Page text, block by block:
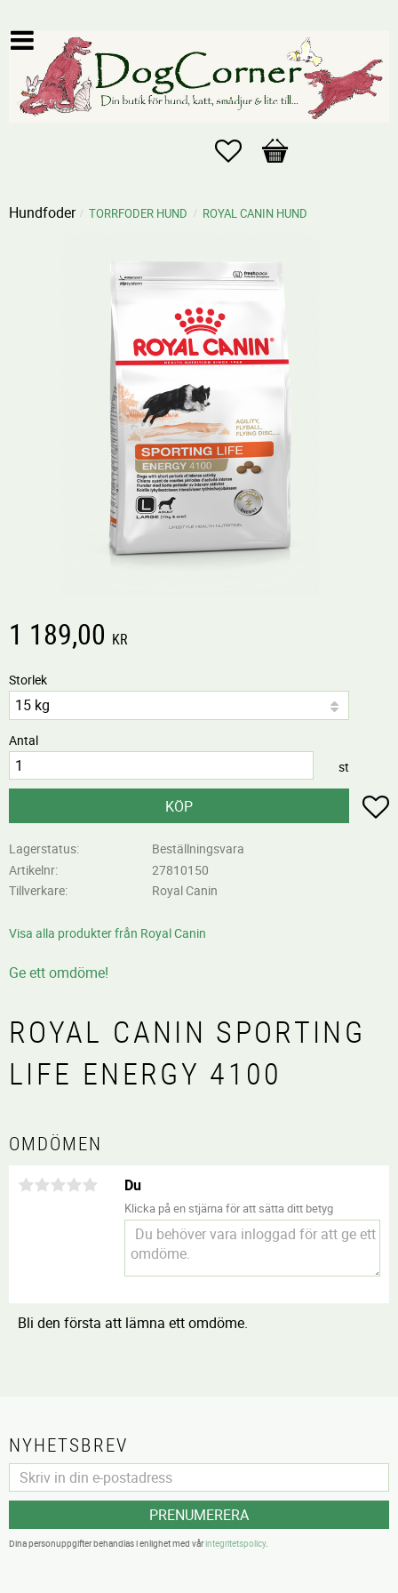
Favoriter
Kundvagn
Hundfoder TORRFODER HUND ROYAL CANIN HUND
1 189,00 KR
Storlek
Antal
st
KÖP
Lagerstatus
Beställningsvara
Artikelnr
27810150
Tillverkare
Royal Canin
Visa alla produkter från Royal Canin
Ge ett omdöme!
ROYAL CANIN SPORTING
LIFE ENERGY 4100
OMDÖMEN
Du
Klicka på en stjärna för att sätta ditt betyg
Bli den första att lämna ett omdöme.
NYHETSBREV
PRENUMERERA
Dina personuppgifter behandlas i enlighet med vårintegritetspolicy.